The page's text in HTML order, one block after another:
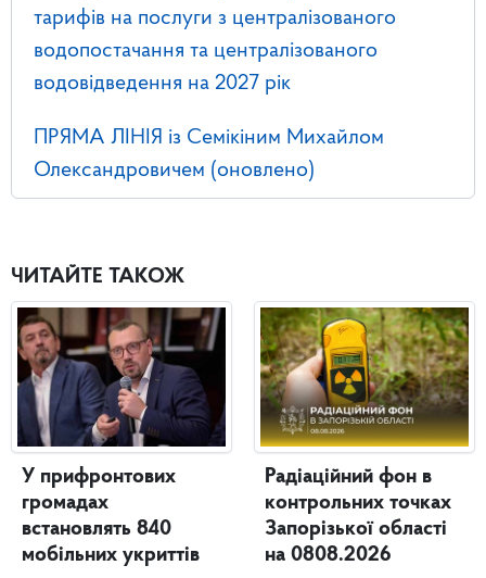
тарифів на послуги з централізованого
водопостачання та централізованого
водовідведення на 2027 рік
ПРЯМА ЛІНІЯ із Семікіним Михайлом
Олександровичем (оновлено)
ЧИТАЙТЕ ТАКОЖ
У прифронтових
громадах
встановлять 840
мобільних укриттів
Радіаційний фон в
контрольних точках
Запорізької області
на 0808.2026